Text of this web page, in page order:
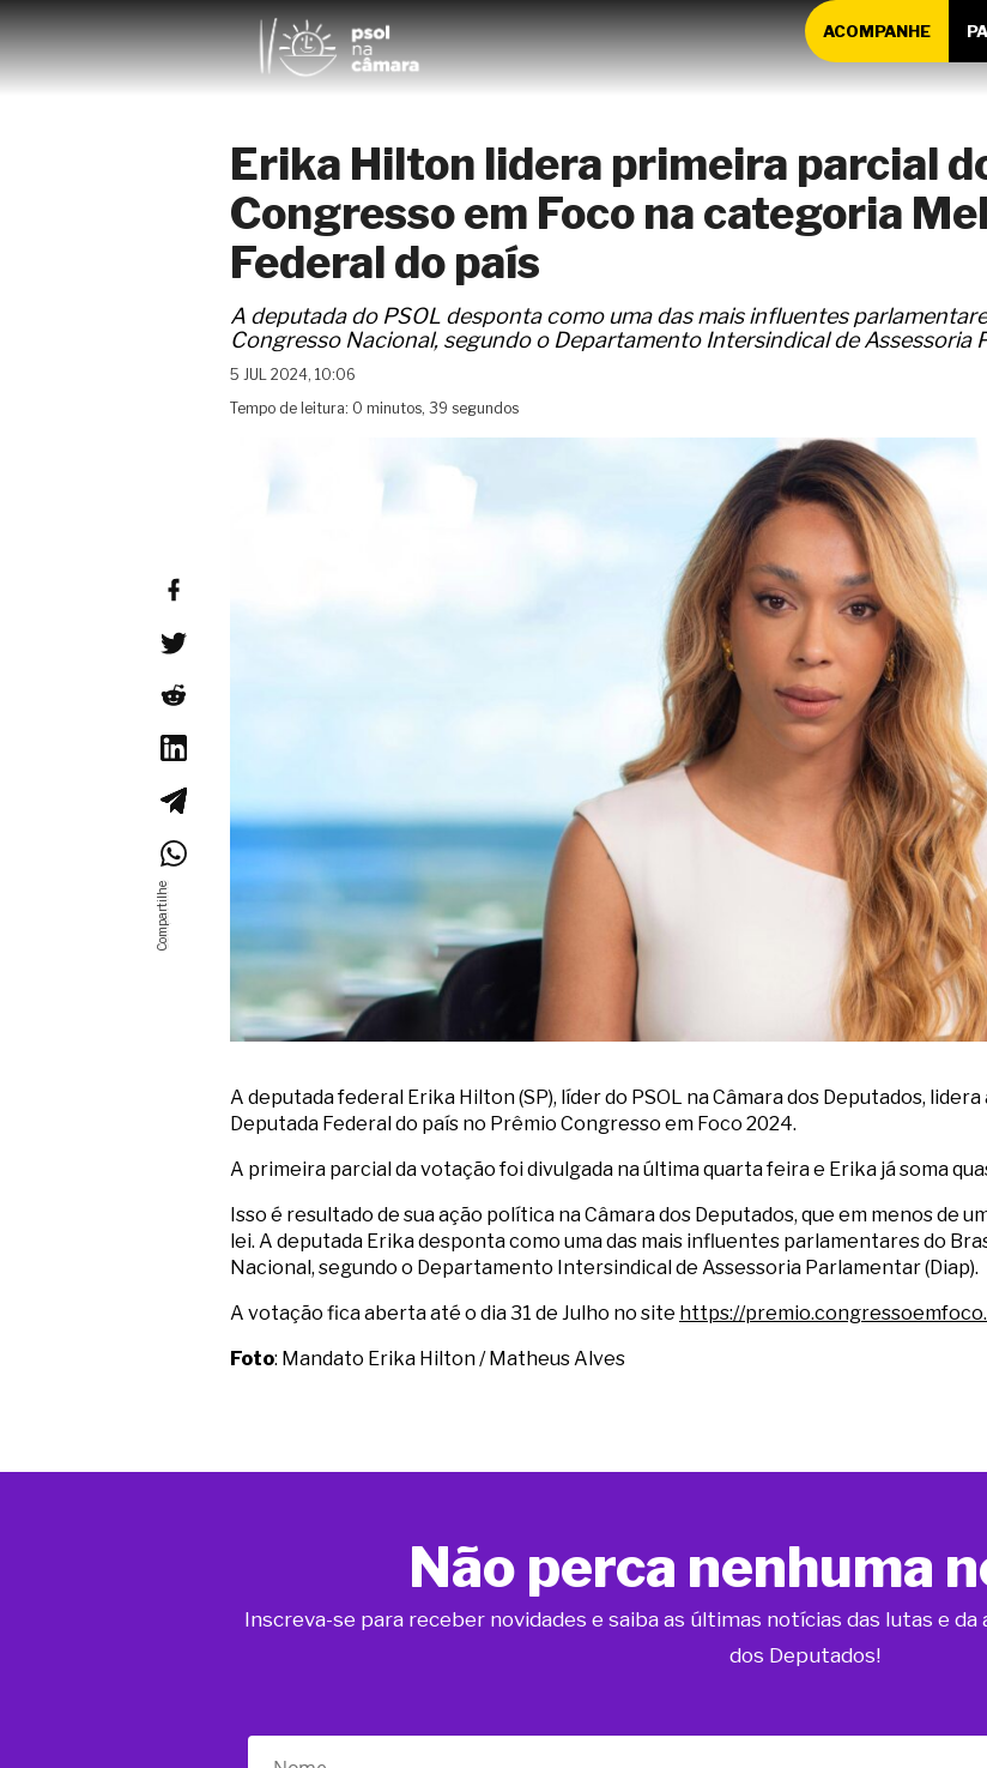
ACOMPANHE
Erika Hilton lidera primeira parcial
Congresso em Foco na categoria
Federal do país
A deputada do PSOL desponta como uma das mais influentes
Congresso Nacional, segundo o Departamento Intersindical de Assessoria
5 JUL 2024, 10:06
Tempo de leitura: 0 minutos, 39 segundos
A deputada federal Erika Hilton (SP), líder do PSOL na Câmara dos Deputados,
Deputada Federal do país no Prêmio Congresso em Foco 2024.
A primeira parcial da votação foi divulgada na última quarta feira e Erika já soma
Isso é resultado de sua ação política na Câmara dos Deputados, que em menos de
lei. A deputada Erika desponta como uma das mais influentes parlamentares do
Nacional, segundo o Departamento Intersindical de Assessoria Parlamentar (Diap).
A votação fica aberta até o dia 31 de Julho no site https://
Foto: Mandato Erika Hilton / Matheus Alves
Não perca nenhuma
Inscreva-se para receber novidades e saiba as últimas notícias das lutas e da
dos Deputados!